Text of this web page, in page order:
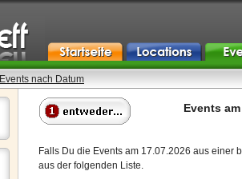
Events nach Datum
Events
Falls Du die Events am 17.07.2026 aus einer
aus der folgenden Liste.